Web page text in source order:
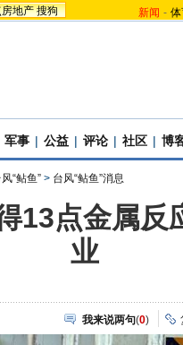
地产 搜狗 新闻 -
军事 | 公益 | 评论 | 社区 | 博
“鲇鱼” > 台风“鲇鱼”消息
13点金属反
业
我来说两句(0)